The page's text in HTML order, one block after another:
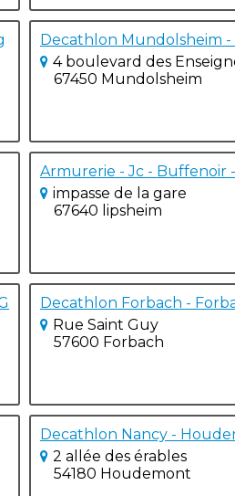
Decathlon Mundolsheim
4 boulevard des
67450 Mundolsheim
Armurerie - Jc - Buffenoir
impasse de la gare
67640 lipsheim
Decathlon Forbach -
Rue Saint Guy
57600 Forbach
Decathlon Nancy -
2 allée des érables
54180 Houdemont